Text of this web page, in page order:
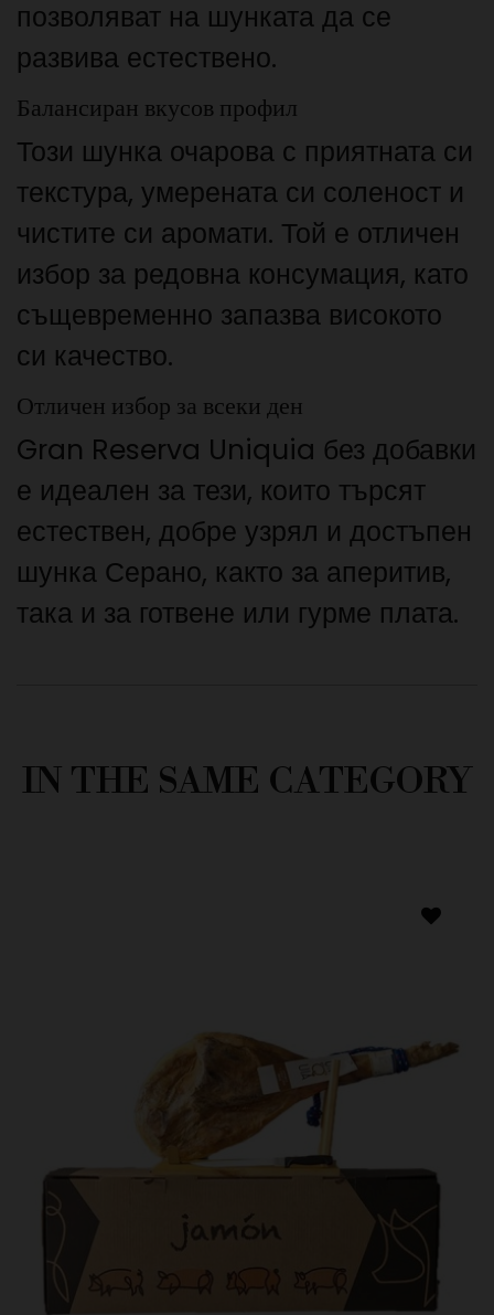
позволяват на шунката да се
развива естествено.
Балансиран вкусов профил
Този шунка очарова с приятната си
текстура, умерената си соленост и
чистите си аромати. Той е отличен
избор за редовна консумация, като
същевременно запазва високото
си качество.
Отличен избор за всеки ден
Gran Reserva Uniquia без добавки
е идеален за тези, които търсят
естествен, добре узрял и достъпен
шунка Серано, както за аперитив,
така и за готвене или гурме плата.
IN THE SAME CATEGORY